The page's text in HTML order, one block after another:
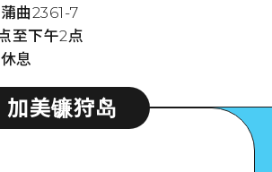
曲2361-7
至下午2点
息
加美镰狩岛